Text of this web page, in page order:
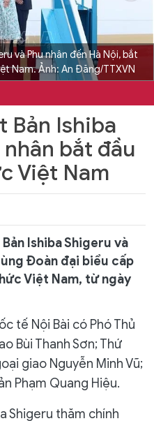
và Phu nhân đến Hà Nội, bắt
Nam. Ảnh: An Đăng/TTXVN
Bản Ishiba
bắt đầu
Việt Nam
Ishiba Shigeru và
Đoàn đại biểu cấp
Việt Nam, từ ngày
tế Nội Bài có Phó Thủ
Bùi Thanh Sơn; Thứ
giao Nguyễn Minh Vũ;
Phạm Quang Hiệu.
Shigeru thăm chính